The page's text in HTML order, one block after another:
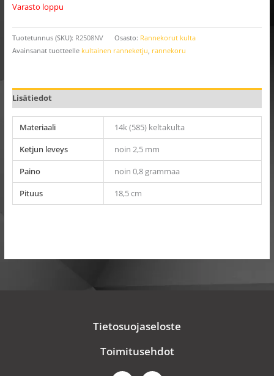
Varasto loppu
Tuotetunnus (SKU): R2508NV Osasto: Rannekorut kulta
Avainsanat tuotteelle kultainen ranneketju rannekoru
Lisätiedot
Materiaali
14k (585) keltakulta
Ketjun leveys
noin 2,5 mm
Paino
noin 0,8 grammaa
Pituus
18,5 cm
Tietosuojaseloste
Toimitusehdot